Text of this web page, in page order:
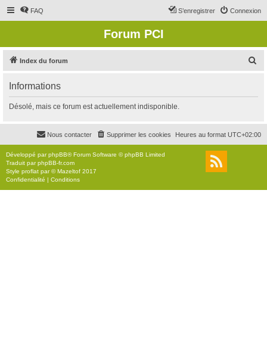
FAQ Connexion
S’enregistrer
Forum PCI
Index du forum
r
c
r
Informations
Désolé, mais ce forum est actuellement indisponible.
Heures au format UTC+02:00
Supprimer les cookies
Nous contacter
Développé parphpBB® Forum Software © phpBB Limited
Traduit parphpBB-fr.com
Style proflat par ©Mazeltof 2017
Confidentialité | Conditions